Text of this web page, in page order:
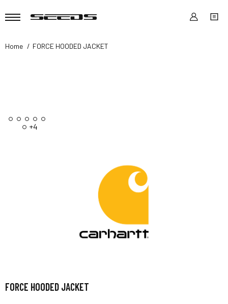
Home FORCE HOODED JACKET
+4
FORCE HOODED JACKET